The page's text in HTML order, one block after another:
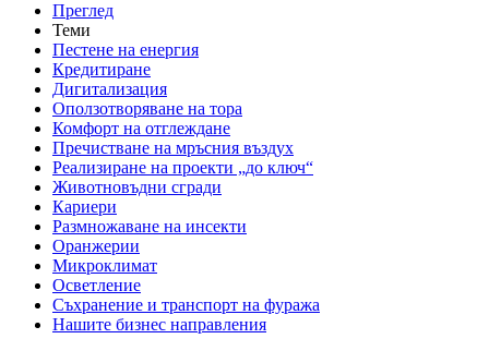
Преглед
Теми
Пестене на енергия
Кредитиране
Дигитализация
Оползотворяване на тора
Комфорт на отглеждане
Пречистване на мръсния въздух
Реализиране на проекти „до ключ“
Животновъдни сгради
Кариери
Размножаване на инсекти
Оранжерии
Микроклимат
Осветление
Съхранение и транспорт на фуража
Нашите бизнес направления